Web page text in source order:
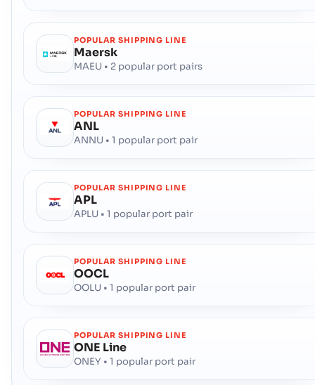
POPULAR SHIPPING LINE
Maersk
MAEU • 2 popular port pairs
POPULAR SHIPPING LINE
ANL
ANNU • 1 popular port pair
POPULAR SHIPPING LINE
APL
APLU • 1 popular port pair
POPULAR SHIPPING LINE
OOCL
OOLU • 1 popular port pair
POPULAR SHIPPING LINE
ONE Line
ONEY • 1 popular port pair